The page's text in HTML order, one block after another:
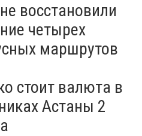
восстановили
четырех
маршрутов
стоит валюта в
Астаны 2